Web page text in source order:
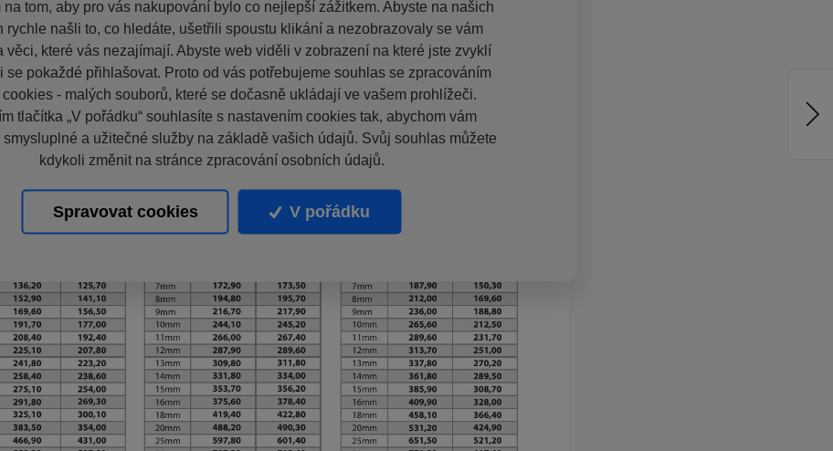
na tom, aby pro vás nakupování bylo co nejlepší zážitkem. Abyste na našich
rychle našli to, co hledáte, ušetřili spoustu klikání a nezobrazovaly se vám
věci, které vás nezajímají. Abyste web viděli v zobrazení na které jste zvyklí
se pokaždé přihlašovat. Proto od vás potřebujeme souhlas se zpracováním
- malých souborů, které se dočasně ukládají ve vašem prohlížeči.
tlačítka „V pořádku“ souhlasíte s nastavením cookies tak, abychom vám
smysluplné a užitečné služby na základě vašich údajů. Svůj souhlas můžete
kdykoli změnit na stránce zpracování osobních údajů.
Spravovat cookies V pořádku